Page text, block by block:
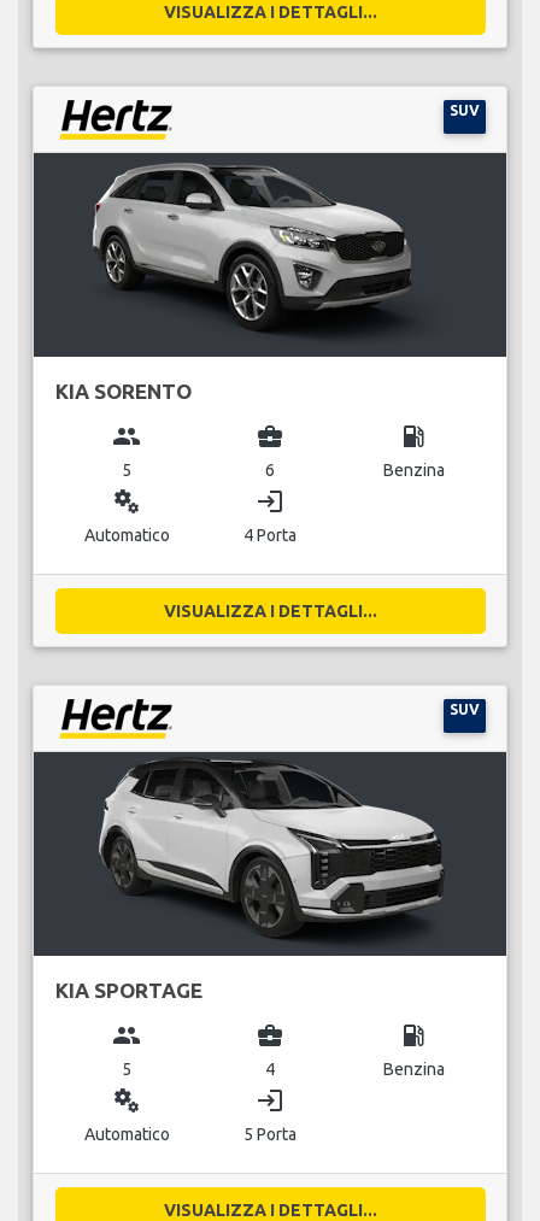
VISUALIZZA I DETTAGLI...
SUV
KIA SORENTO
group
5
business_center
6
local_gas_station
Benzina
miscellaneous_services
Automatico
login
4 Porta
VISUALIZZA I DETTAGLI...
SUV
KIA SPORTAGE
group
5
business_center
4
local_gas_station
Benzina
miscellaneous_services
Automatico
login
5 Porta
VISUALIZZA I DETTAGLI...